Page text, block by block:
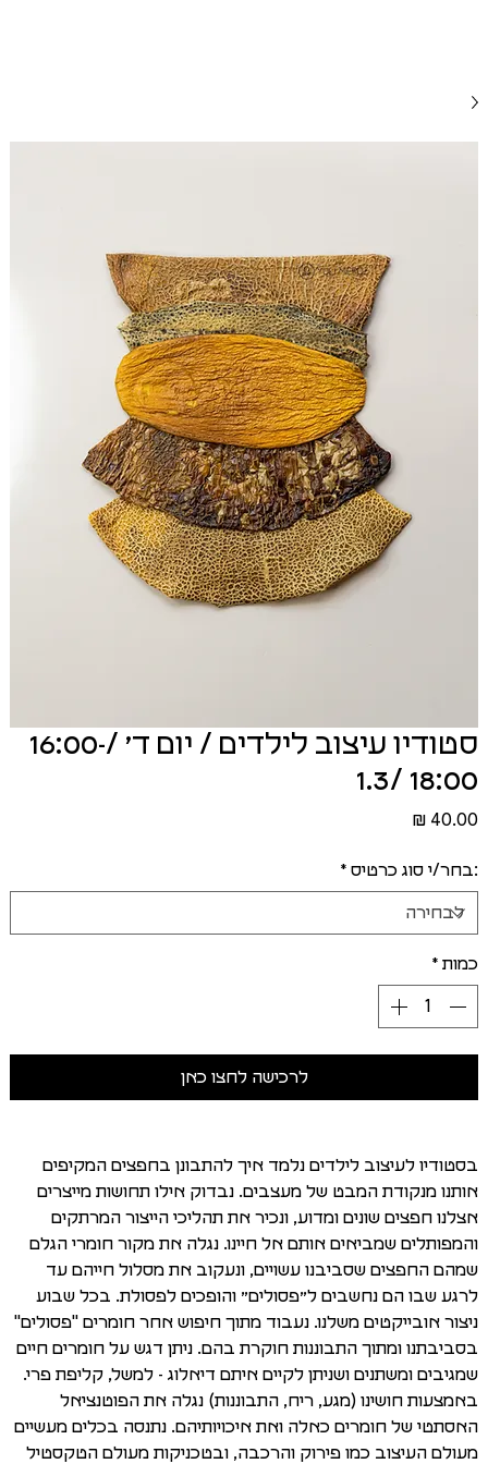
סטודיו עיצוב לילדים / יום ד׳ /16:00-
18:00 /1.3
מחיר
:בחר/י סוג כרטיס *
כמות *
לרכישה לחצו כאן
בסטודיו לעיצוב לילדים נלמד איך להתבונן בחפצים המקיפים
אותנו מנקודת המבט של מעצבים. נבדוק אילו תחושות מייצרים
אצלנו חפצים שונים ומדוע, ונכיר את תהליכי הייצור המרתקים
והמפותלים שמביאים אותם אל חיינו. נגלה את מקור חומרי הגלם
שמהם החפצים שסביבנו עשויים, ונעקוב את מסלול חייהם עד
לרגע שבו הם נחשבים ל״פסולים״ והופכים לפסולת. בכל שבוע
ניצור אובייקטים משלנו. נעבוד מתוך חיפוש אחר חומרים "פסולים"
בסביבתנו ומתוך התבוננות חוקרת בהם. ניתן דגש על חומרים חיים
שמגיבים ומשתנים ושניתן לקיים איתם דיאלוג - למשל, קליפת פרי.
באמצעות חושינו (מגע, ריח, התבוננות) נגלה את הפוטנציאל
האסתטי של חומרים כאלה ואת איכויותיהם. נתנסה בכלים מעשיים
מעולם העיצוב כמו פירוק והרכבה, ובטכניקות מעולם הטקסטיל